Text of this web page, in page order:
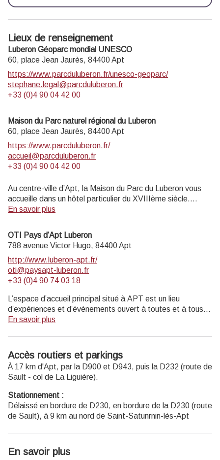
Lieux de renseignement
Luberon Géoparc mondial UNESCO
60, place Jean Jaurès, 84400Apt
https://www.parcduluberon.fr/unesco-geoparc/
stephane.legal@parcduluberon.fr
+33 (0)4 90 04 42 00
Maison du Parc naturel régional du Luberon
60, place Jean Jaurès, 84400Apt
https://www.parcduluberon.fr/
accueil@parcduluberon.fr
+33 (0)4 90 04 42 00
Au centre-ville d’Apt, la Maison du Parc du Luberon vous
accueille dans un hôtel particulier du XVIIIème siècle.
Informations touristiques et vente de livres, cartes,
Exposition permanente visite gratuite.
Musée de géologie entrée payante (4 € ; 2€ réduit ; gratuit
moins de 18 ans, scolaires, enseignants).
Ouvert au public lundi, mardi, jeudi 14h-17h30, et mercredi
9h-12h30 et 14h-17h30 (hors jours fériés).
En savoir plus
OTI Pays d’Apt Luberon
788 avenue Victor Hugo, 84400Apt
http://www.luberon-apt.fr/
oti@paysapt-luberon.fr
+33 (0)4 90 74 03 18
L’espace d’accueil principal situé à APT est un lieu
d’expériences et d’évènements ouvert à toutes et à tous :
visiteurs, locaux, professionnels du tourisme, rencontres et
électriques BOSCH est installée dans le bureau.
Bureau d'Apt
788 Avenue Victor Hugo 84400 Apt
T. +33 (0)4 90 74 03 18
Ouvert toute l'année
Ouvert du lundi samedi de 9h30 à 12h30 et de 14h à 18h.
Fermé dimanche et jours fériés (hors juillet et août)
Du 1er octobre au 31 mars : Fermé le mercredi, dimanche
En savoir plus
Accès routiers et parkings
À 17 km d'Apt, par la D900 et D943, puis la D232 (route de
Sault - col de La Liguière).
Stationnement :
Délaissé en bordure de D230, en bordure de la D230 (route
de Sault), à 9 km au nord de Saint-Satunrnin-lès-Apt
En savoir plus